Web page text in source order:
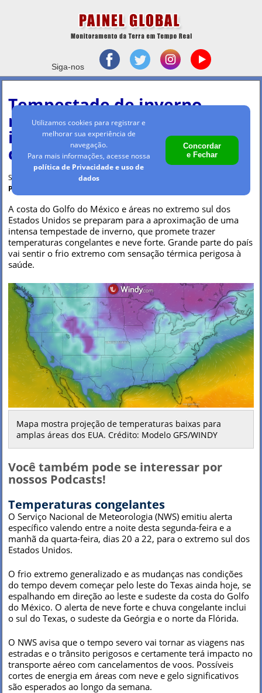
Siga-nos
Tempestade de inverno
rara com muita neve vai
impactar o extremo sul
dos EUA
Segunda-feira, 20 jan 2025 - 09h57
Por Maria Clara Machado
A costa do Golfo do México e áreas no extremo sul dos
Estados Unidos se preparam para a aproximação de uma
intensa tempestade de inverno, que promete trazer
temperaturas congelantes e neve forte. Grande parte do país
vai sentir o frio extremo com sensação térmica perigosa à
saúde.
Mapa mostra projeção de temperaturas baixas para
amplas áreas dos EUA. Crédito: Modelo GFS/WINDY
Você também pode se interessar por
nossos Podcasts!
Temperaturas congelantes
O Serviço Nacional de Meteorologia (NWS) emitiu alerta
específico valendo entre a noite desta segunda-feira e a
manhã da quarta-feira, dias 20 a 22, para o extremo sul dos
Estados Unidos.
O frio extremo generalizado e as mudanças nas condições
do tempo devem começar pelo leste do Texas ainda hoje, se
espalhando em direção ao leste e sudeste da costa do Golfo
do México. O alerta de neve forte e chuva congelante inclui
o sul do Texas, o sudeste da Geórgia e o norte da Flórida.
O NWS avisa que o tempo severo vai tornar as viagens nas
estradas e o trânsito perigosos e certamente terá impacto no
transporte aéreo com cancelamentos de voos. Possíveis
cortes de energia em áreas com neve e gelo significativos
são esperados ao longo da semana.
Utilizamos cookies para registrar e
melhorar sua experiência de
navegação.
Para mais informações, acesse nossa
política de Privacidade e uso de
dados
Concordar
e Fechar